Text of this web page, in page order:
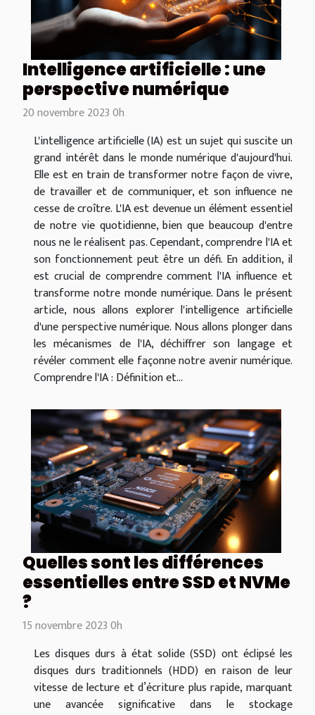
Intelligence artificielle : une
perspective numérique
20 novembre 2023 0h
L'intelligence artificielle (IA) est un sujet qui suscite un
grand intérêt dans le monde numérique d'aujourd'hui.
Elle est en train de transformer notre façon de vivre,
de travailler et de communiquer, et son influence ne
cesse de croître. L'IA est devenue un élément essentiel
de notre vie quotidienne, bien que beaucoup d'entre
nous ne le réalisent pas. Cependant, comprendre l'IA et
son fonctionnement peut être un défi. En addition, il
est crucial de comprendre comment l'IA influence et
transforme notre monde numérique. Dans le présent
article, nous allons explorer l'intelligence artificielle
d'une perspective numérique. Nous allons plonger dans
les mécanismes de l'IA, déchiffrer son langage et
révéler comment elle façonne notre avenir numérique.
Comprendre l'IA : Définition et...
Quelles sont les différences
essentielles entre SSD et NVMe
?
15 novembre 2023 0h
Les disques durs à état solide (SSD) ont éclipsé les
disques durs traditionnels (HDD) en raison de leur
vitesse de lecture et d’écriture plus rapide, marquant
une avancée significative dans le stockage